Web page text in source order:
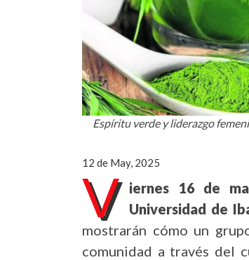
Espíritu verde y liderazgo
12 de May, 2025
V
iernes 16 de
Universidad de
mostrarán cómo un
comunidad a través del